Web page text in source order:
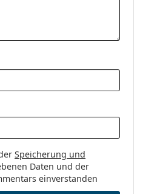
Speicherung und
Daten und der
einverstanden